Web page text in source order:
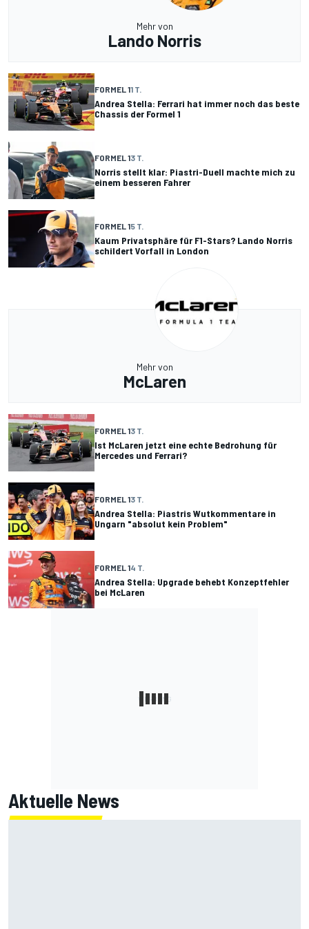
Mehr von
Lando Norris
FORMEL 11 T.
Andrea Stella: Ferrari hat immer noch das beste
Chassis der Formel 1
FORMEL 13 T.
Norris stellt klar: Piastri-Duell machte mich zu
einem besseren Fahrer
FORMEL 15 T.
Kaum Privatsphäre für F1-Stars? Lando Norris
schildert Vorfall in London
Mehr von
McLaren
FORMEL 13 T.
Ist McLaren jetzt eine echte Bedrohung für
Mercedes und Ferrari?
FORMEL 13 T.
Andrea Stella: Piastris Wutkommentare in
Ungarn "absolut kein Problem"
FORMEL 14 T.
Andrea Stella: Upgrade behebt Konzeptfehler
bei McLaren
Aktuelle News